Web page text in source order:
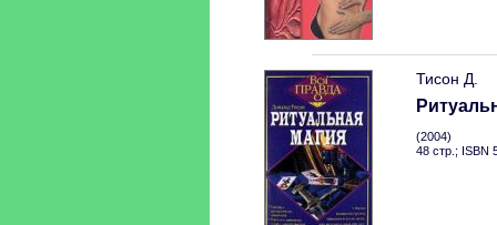
Тисон Д.
(2004)
48 стр.; ISBN